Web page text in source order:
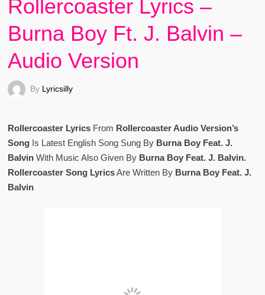
Rollercoaster Lyrics –
Burna Boy Ft. J. Balvin –
Audio Version
By Lyricsilly
Rollercoaster LyricsFrom Rollercoaster Audio Version’s
SongIs Latest English Song Sung By Burna Boy Feat. J.
BalvinWith Music Also Given By Burna Boy Feat. J. Balvin.
Rollercoaster Song LyricsAre Written By Burna Boy Feat. J.
Balvin